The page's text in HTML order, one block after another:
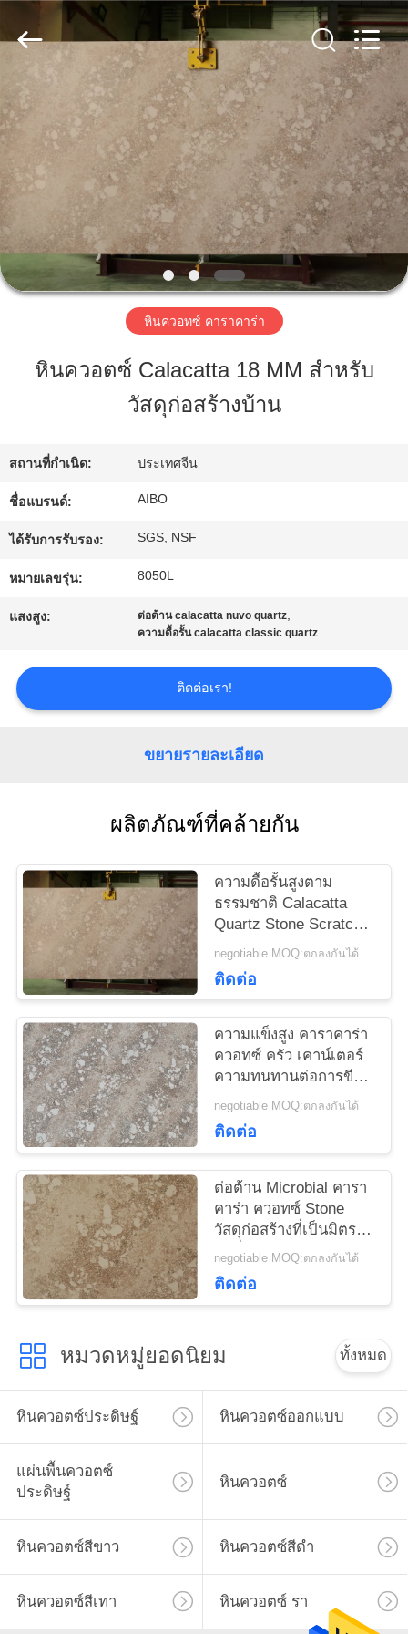
บ้าน
สินค้า
เกี่ยว
กับ
ควบคุม
คุณภาพ
ติดต่อ
เสนอ
ราคา
แผนผัง
เว็บไซต์
PRIVACY
POLICY
Material
Technology
Reserved.
หินควอทซ์ คาราคาร่า
หินควอตซ์ Calacatta 18 MM สำหรับ
วัสดุก่อสร้างบ้าน
สถานที่กำเนิด: ประเทศจีน
ชื่อแบรนด์: AIBO
ได้รับการรับรอง: SGS, NSF
หมายเลขรุ่น: 8050L
แสงสูง: ต่อต้าน calacatta nuvo quartz,
ความดื้อรั้น calacatta classic quartz
ติดต่อเรา!
ขยายรายละเอียด
ผลิตภัณฑ์ที่คล้ายกัน
ความดื้อรั้นสูงตาม
ธรรมชาติ Calacatta
Quartz Stone Scratch
Resist สำหรับแผ่นหิน
negotiable MOQ:ตกลงกันได้
ติดต่อ
ความแข็งสูง คาราคาร่า
ควอทซ์ ครัว เคาน์เตอร์
ความทนทานต่อการขีด
ข่วน
negotiable MOQ:ตกลงกันได้
ติดต่อ
ต่อต้าน Microbial คารา
คาร่า ควอทซ์ Stone
วัสดุก่อสร้างที่เป็นมิตร
กับสิ่งแวดล้อม
negotiable MOQ:ตกลงกันได้
ติดต่อ
หมวดหมู่ยอดนิยม ทั้งหมด
หินควอตซ์ประดิษฐ์ หินควอตซ์ออกแบบ
แผ่นพื้นควอตซ์
ประดิษฐ์
หินควอตซ์
หินควอตซ์สีขาว หินควอตซ์สีดำ
หินควอตซ์สีเทา หินควอตซ์ รา